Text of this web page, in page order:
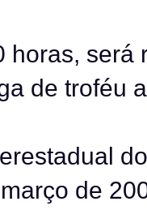
horas,
de troféu
de